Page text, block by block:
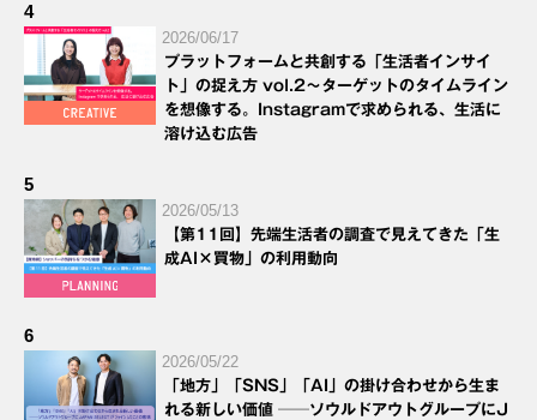
4
2026/06/17
プラットフォームと共創する「生活者インサイ
ト」の捉え方 vol.2～ターゲットのタイムライン
を想像する。Instagramで求められる、生活に
溶け込む広告
5
2026/05/13
【第11回】先端生活者の調査で見えてきた「生
成AI×買物」の利用動向
6
2026/05/22
「地方」「SNS」「AI」の掛け合わせから生ま
れる新しい価値 ──ソウルドアウトグループにJ